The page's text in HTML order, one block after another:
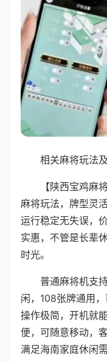
相关麻将玩法
【陕西宝鸡麻
麻将玩法，牌型灵
运行稳定无失误，
实惠，不管是长辈
时光。
普通麻将机支
闲，108张牌通用
操作极简，开机就
便，可随意移动，
满足海南家庭休闲需